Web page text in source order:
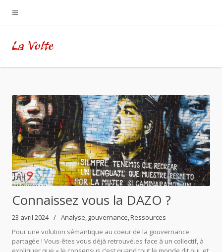
La Volte
Connaissez vous la DAZO ?
23 avril 2024 Analyse gouvernance Ressources
Pour une volution sémantique au coeur de la gouvernance
partagée ! Vous-êtes vous déjà retrouvé.es face à un collectif, à